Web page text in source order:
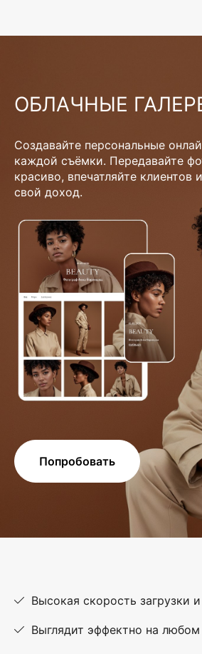
ОБЛАЧНЫЕ
Создавайте персональные
каждой съёмки. Передавайте
красиво, впечатляйте клиентов
свой доход.
Попробовать
Высокая скорость загрузки
Выглядит эффектно на